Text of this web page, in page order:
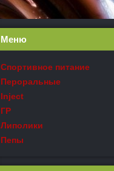
Меню
Спортивное питание
Пероральные
Inject
ГР
Липолики
Пепы